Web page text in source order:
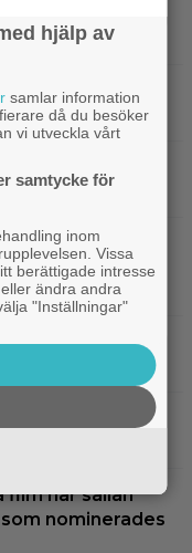
Odyssey” –
film
”Vaiana”
uppföljare
av
på Rotten
landar på HBO
Play
film har sällan
nominerades
hjälp av
samlar information
då du besöker
vi utveckla vårt
samtycke för
inom
Vissa
berättigade intresse
ändra andra
"Inställningar"